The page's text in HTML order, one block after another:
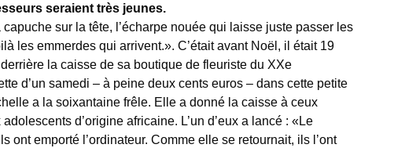
seraient très jeunes.
sur la tête, l’écharpe nouée qui laisse juste passer les
les emmerdes qui arrivent.». C’était avant Noël, il était 19
la caisse de sa boutique de fleuriste du XXe
d’un samedi – à peine deux cents euros – dans cette petite
a la soixantaine frêle. Elle a donné la caisse à ceux
d’origine africaine. L’un d’eux a lancé : «Le
ont emporté l’ordinateur. Comme elle se retournait, ils l’ont